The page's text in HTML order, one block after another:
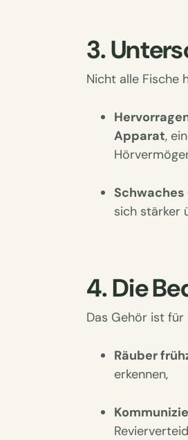
3.
Nicht alle Fische
Apparat,
Schwaches
sich stärker
4. Die
Das Gehör ist
Räuber
erkennen,